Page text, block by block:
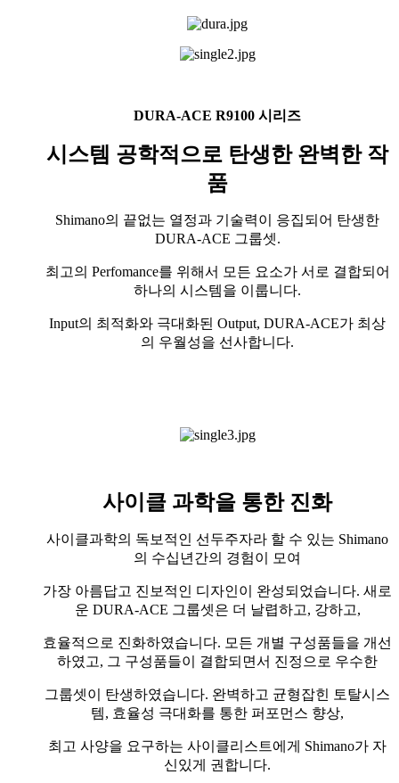
DURA-ACE R9100 시리즈
시스템 공학적으로 탄생한 완벽한 작
품
Shimano의 끝없는 열정과 기술력이 응집되어 탄생한
DURA-ACE 그룹셋.
최고의 Perfomance를 위해서 모든 요소가 서로 결합되어
하나의 시스템을 이룹니다.
Input의 최적화와 극대화된 Output, DURA-ACE가 최상
의 우월성을 선사합니다.
사이클 과학을 통한 진화
사이클과학의 독보적인 선두주자라 할 수 있는 Shimano
의 수십년간의 경험이 모여
가장 아름답고 진보적인 디자인이 완성되었습니다. 새로
운 DURA-ACE 그룹셋은 더 날렵하고, 강하고,
효율적으로 진화하였습니다. 모든 개별 구성품들을 개선
하였고, 그 구성품들이 결합되면서 진정으로 우수한
그룹셋이 탄생하였습니다. 완벽하고 균형잡힌 토탈시스
템, 효율성 극대화를 통한 퍼포먼스 향상,
최고 사양을 요구하는 사이클리스트에게 Shimano가 자
신있게 권합니다.